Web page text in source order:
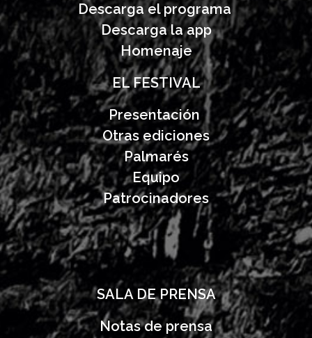
Descarga el programa
Descarga la app
Homenaje
EL FESTIVAL
Presentación
Otras ediciones
Palmarés
Equipo
Patrocinadores
SALA DE PRENSA
Notas de prensa